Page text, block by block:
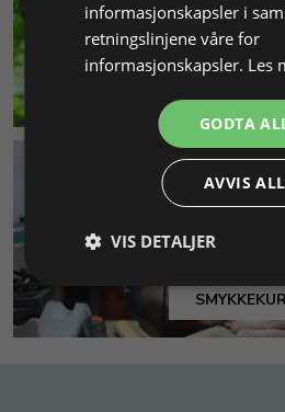
informasjonskapsler i
retningslinjene våre for
informasjonskapsler. Les
GODTA
AVVIS
VIS DETALJER